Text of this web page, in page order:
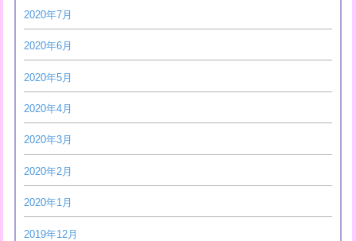
2020年7月
2020年6月
2020年5月
2020年4月
2020年3月
2020年2月
2020年1月
2019年12月